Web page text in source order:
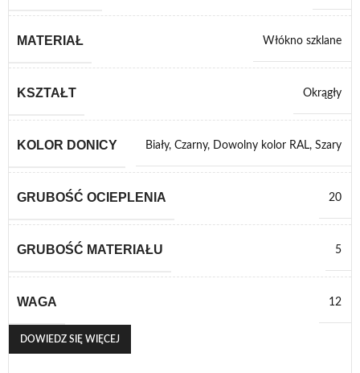
MATERIAŁ Włókno szklane
KSZTAŁT Okrągły
KOLOR DONICY Biały, Czarny, Dowolny kolor RAL, Szary
GRUBOŚĆ OCIEPLENIA 20
GRUBOŚĆ MATERIAŁU 5
WAGA 12
DOWIEDZ SIĘ WIĘCEJ